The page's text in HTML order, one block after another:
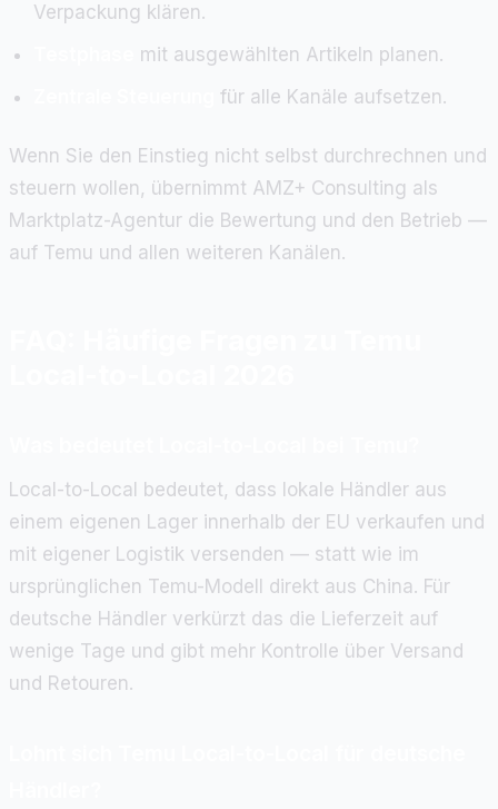
Verpackung klären.
mit ausgewählten Artikeln planen.
für alle Kanäle aufsetzen.
Wenn Sie den Einstieg nicht selbst durchrechnen und
steuern wollen, übernimmt AMZ+ Consulting als
Marktplatz-Agentur die Bewertung und den Betrieb —
auf Temu und allen weiteren Kanälen.
Local-to-Local bedeutet, dass lokale Händler aus
einem eigenen Lager innerhalb der EU verkaufen und
mit eigener Logistik versenden — statt wie im
ursprünglichen Temu-Modell direkt aus China. Für
deutsche Händler verkürzt das die Lieferzeit auf
wenige Tage und gibt mehr Kontrolle über Versand
und Retouren.